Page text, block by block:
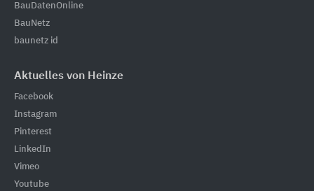
BauDatenOnline
BauNetz
baunetz id
Aktuelles von Heinze
Facebook
Instagram
Pinterest
LinkedIn
Vimeo
Youtube